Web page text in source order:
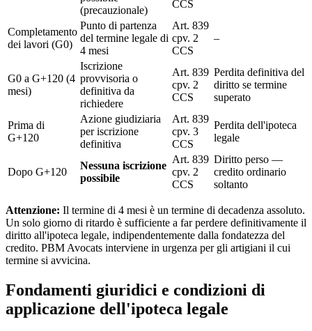
(precauzionale)
CCS
Completamento
dei lavori (G0)
Punto di partenza
del termine legale di
4 mesi
Art. 839
cpv. 2
CCS
–
G0 a G+120 (4
mesi)
Iscrizione
provvisoria o
definitiva da
richiedere
Art. 839
cpv. 2
CCS
Perdita definitiva del
diritto se termine
superato
Prima di
G+120
Azione giudiziaria
per iscrizione
definitiva
Art. 839
cpv. 3
CCS
Perdita dell'ipoteca
legale
Dopo G+120
Nessuna iscrizione
possibile
Art. 839
cpv. 2
CCS
Diritto perso —
credito ordinario
soltanto
Attenzione: Il termine di 4 mesi è un termine di decadenza assoluto.
Un solo giorno di ritardo è sufficiente a far perdere definitivamente il
diritto all'ipoteca legale, indipendentemente dalla fondatezza del
credito. PBM Avocats interviene in urgenza per gli artigiani il cui
termine si avvicina.
Fondamenti giuridici e condizioni di
applicazione dell'ipoteca legale